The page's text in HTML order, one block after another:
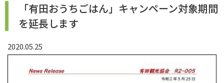
「有田おうちごはん」キャンペーン対象期間
を延長します
2020.05.25